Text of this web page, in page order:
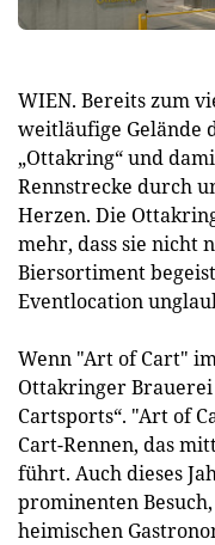
WIEN. Bereits zum
weitläufige Gelände
„Ottakring“ und
Rennstrecke durch
Herzen. Die
mehr, dass sie nicht
Biersortiment
Eventlocation
Wenn "Art of Cart"
Ottakringer Brauerei
Cartsports“. "Art of
Cart-Rennen, das
führt. Auch dieses
prominenten
heimischen